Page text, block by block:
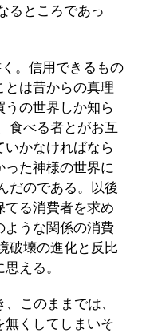
るところであっ
。信用できるもの
とは昔からの真理
の世界しか知ら
食べる者とがお互
かなければなら
た神様の世界に
だのである。以後
てる消費者を求め
ような関係の消費
破壊の進化と反比
える。
このままでは、
無くしてしまいそ